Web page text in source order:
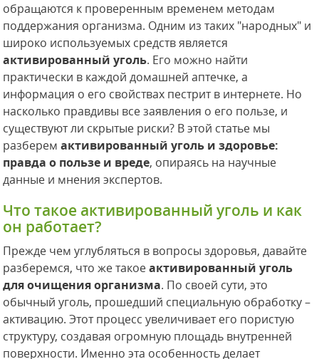
обращаются к проверенным временем методам
поддержания организма. Одним из таких "народных" и
широко используемых средств является
активированный уголь. Его можно найти
практически в каждой домашней аптечке, а
информация о его свойствах пестрит в интернете. Но
насколько правдивы все заявления о его пользе, и
существуют ли скрытые риски? В этой статье мы
разберемактивированный уголь и здоровье:
правда о пользе и вреде, опираясь на научные
данные и мнения экспертов.
Что такое активированный уголь и как
он работает?
Прежде чем углубляться в вопросы здоровья, давайте
разберемся, что же такоеактивированный уголь
для очищения организма. По своей сути, это
обычный уголь, прошедший специальную обработку –
активацию. Этот процесс увеличивает его пористую
структуру, создавая огромную площадь внутренней
поверхности. Именно эта особенность делает